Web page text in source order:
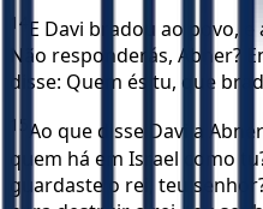
14 E Davi bradou ao povo,
Não responderás, Abner?
disse: Quem és tu, que
15 Ao que disse Davi a
quem há em Israel como
guardaste o rei, teu